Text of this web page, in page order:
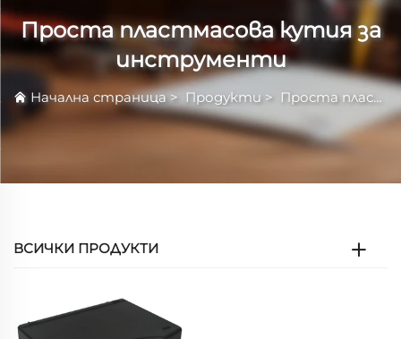
Проста пластмасова кутия за
инструменти
Начална страница > Продукти > Проста пластмасова кутия за инструменти
ВСИЧКИ ПРОДУКТИ